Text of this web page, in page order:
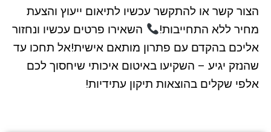
הצור קשר או להתקשר עכשיו לתיאום ייעוץ והצעת
מחיר ללא התחייבות!
השאירו פרטים עכשיו ונחזור
אליכם בהקדם עם פתרון מותאם אישית!אל תחכו עד
שהנזק יגיע – השקיעו באיטום איכותי שיחסוך לכם
אלפי שקלים בהוצאות תיקון עתידיות!